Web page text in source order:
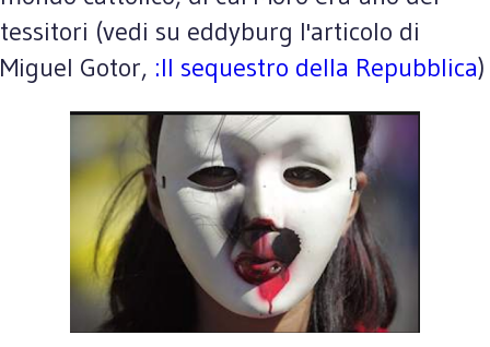
tessitori (vedi su eddyburg l'articolo di
Miguel Gotor, :Il sequestro della Repubblica)